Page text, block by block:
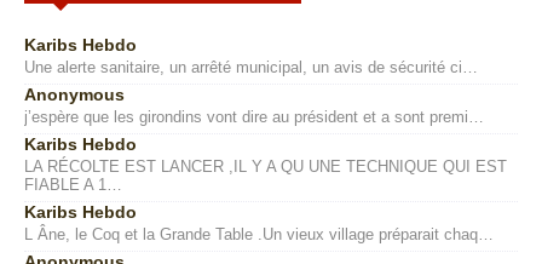
Karibs Hebdo
Une alerte sanitaire, un arrêté municipal, un avis de sécurité ci…
Anonymous
j’espère que les girondins vont dire au président et a sont premi…
Karibs Hebdo
LA RÉCOLTE EST LANCER ,IL Y A QU UNE TECHNIQUE QUI EST
FIABLE A 1…
Karibs Hebdo
L Âne, le Coq et la Grande Table .Un vieux village préparait chaq…